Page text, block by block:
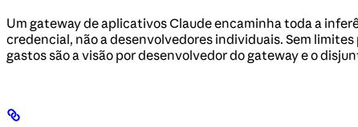
Um gateway de aplicativos Claude encaminha toda a
credencial, não a desenvolvedores individuais. Sem
gastos são a visão por desenvolvedor do gateway e o